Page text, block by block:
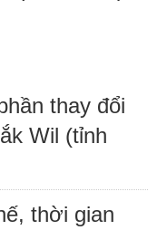
thay đổi
Wil (tỉnh
thời gian